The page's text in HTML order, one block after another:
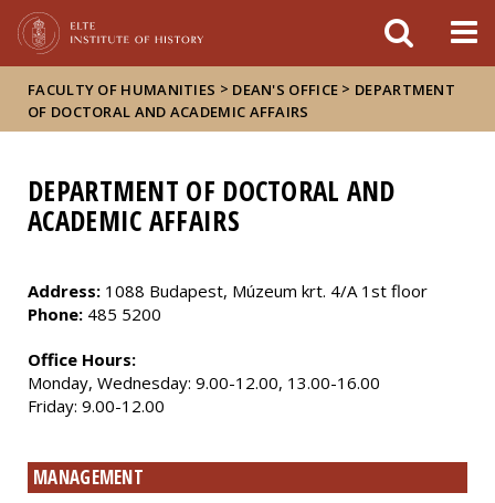
FACULTY OF HUMANITIES > DEAN'S OFFICE > DEPARTMENT
OF DOCTORAL AND ACADEMIC AFFAIRS
DEPARTMENT OF DOCTORAL AND
ACADEMIC AFFAIRS
Address: 1088 Budapest, Múzeum krt. 4/A 1st floor
Phone: 485 5200
Office Hours:
Monday, Wednesday: 9.00-12.00, 13.00-16.00
Friday: 9.00-12.00
MANAGEMENT